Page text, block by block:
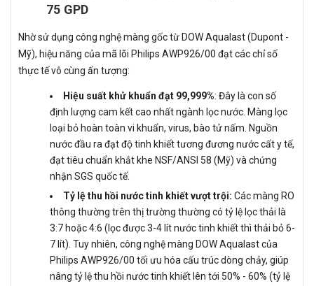
75 GPD
Nhờ sử dụng công nghệ màng gốc từ DOW Aqualast (Dupont -
Mỹ), hiệu năng của mã lõi Philips AWP926/00 đạt các chỉ số
thực tế vô cùng ấn tượng:
Hiệu suất khử khuẩn đạt 99,999%: Đây là con số
định lượng cam kết cao nhất ngành lọc nước. Màng lọc
loại bỏ hoàn toàn vi khuẩn, virus, bào tử nấm. Nguồn
nước đầu ra đạt độ tinh khiết tương đương nước cất y tế,
đạt tiêu chuẩn khắt khe NSF/ANSI 58 (Mỹ) và chứng
nhận SGS quốc tế.
Tỷ lệ thu hồi nước tinh khiết vượt trội: Các màng RO
thông thường trên thị trường thường có tỷ lệ lọc thải là
3:7 hoặc 4:6 (lọc được 3-4 lít nước tinh khiết thì thải bỏ 6-
7 lít). Tuy nhiên, công nghệ màng DOW Aqualast của
Philips AWP926/00 tối ưu hóa cấu trúc dòng chảy, giúp
nâng tỷ lệ thu hồi nước tinh khiết lên tới 50% - 60% (tỷ lệ